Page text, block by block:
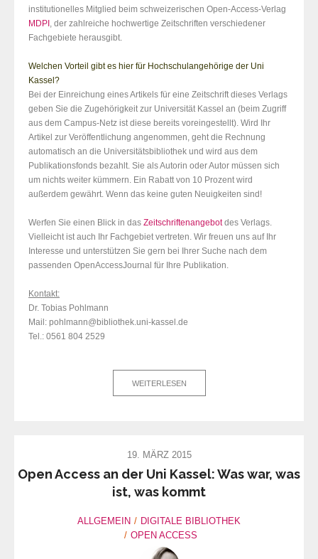
institutionelles Mitglied beim schweizerischen Open-Access-Verlag
MDPI , der zahlreiche hochwertige Zeitschriften verschiedener
Fachgebiete herausgibt.
Welchen Vorteil gibt es hier für Hochschulangehörige der Uni
Kassel?
Bei der Einreichung eines Artikels für eine Zeitschrift dieses Verlags
geben Sie die Zugehörigkeit zur Universität Kassel an (beim Zugriff
aus dem Campus-Netz ist diese bereits voreingestellt). Wird Ihr
Artikel zur Veröffentlichung angenommen, geht die Rechnung
automatisch an die Universitätsbibliothek und wird aus dem
Publikationsfonds bezahlt. Sie als Autorin oder Autor müssen sich
um nichts weiter kümmern. Ein Rabatt von 10 Prozent wird
außerdem gewährt. Wenn das keine guten Neuigkeiten sind!
Werfen Sie einen Blick in das Zeitschriftenangebotdes Verlags.
Vielleicht ist auch Ihr Fachgebiet vertreten. Wir freuen uns auf Ihr
Interesse und unterstützen Sie gern bei Ihrer Suche nach dem
passenden OpenAccessJournal für Ihre Publikation.
Kontakt:
Dr. Tobias Pohlmann
Mail: pohlmann@bibliothek.uni-kassel.de
Tel.: 0561 804 2529
WEITERLESEN
19. MÄRZ 2015
Open Access an der Uni Kassel: Was war, was
ist, was kommt
ALLGEMEIN
DIGITALE BIBLIOTHEK
OPEN ACCESS